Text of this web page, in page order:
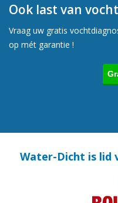
Ook last van
Vraag uw gratis
op mét garantie !
Water-Dicht is lid